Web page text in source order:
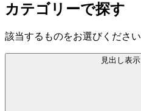
カテゴリーで探す
該当するものをお選びください
見出し表示